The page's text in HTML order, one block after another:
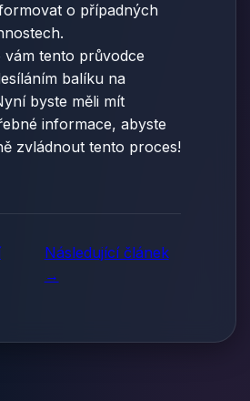
o případných
vám tento průvodce
balíku na
byste měli mít
informace, abyste
zvládnout tento proces!
Následující článek
→